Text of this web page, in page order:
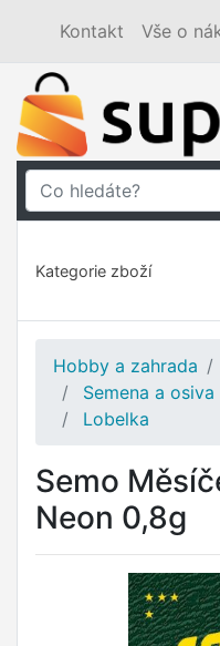
Kontakt Vše o
Kategorie zboží
Hobby a zahrada
Semena a osiva
Lobelka
Semo
Neon 0,8g